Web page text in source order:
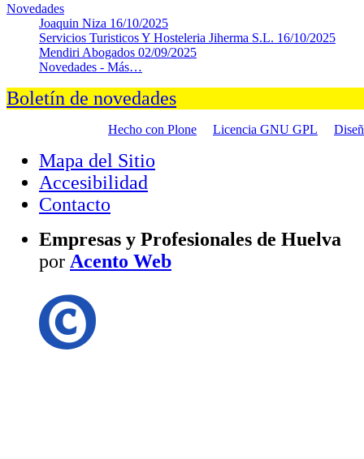
Novedades
Joaquin Niza 16/10/2025
Servicios Turisticos Y Hosteleria Jiherma S.L. 16/10/2025
Mendiri Abogados 02/09/2025
Novedades - Más…
Boletín de novedades
Hecho con Plone Licencia GNU GPL
Mapa del Sitio
Accesibilidad
Contacto
Empresas y Profesionales de Huelva
por Acento Web